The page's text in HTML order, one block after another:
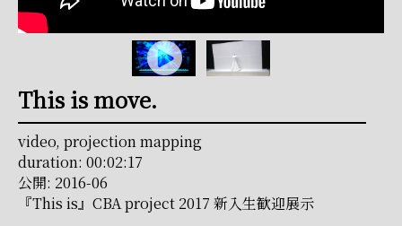
This is move.
video, projection mapping
duration: 00:02:17
公開: 2016-06
『This is』CBA project 2017 新入生歓迎展示